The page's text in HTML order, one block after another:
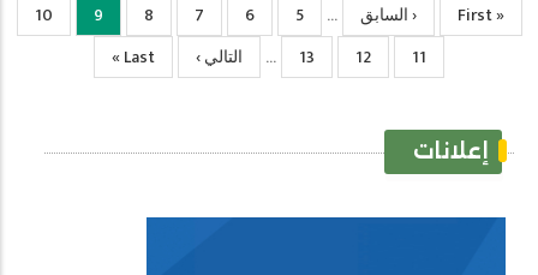
First
page
« First
Previous
page
‹ السابق … الصفحة
5 الصفحة
6 الصفحة
7 الصفحة
8
Current
page
9 الصفحة
10
الصفحة
11 الصفحة
12 الصفحة
13
…
الصفحة
التالية
التالي ›
Last
page
Last »
إعلانات